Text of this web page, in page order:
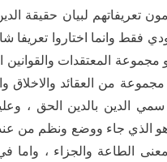
تعريفاتهم لبيان حقيقة
فقط وانما اختاروا تعريفا
المعتقدات والقوانين
من العقائد والاخلاق
سمي الدين بالدين الحق ،
الطاعة والجزاء ، واما